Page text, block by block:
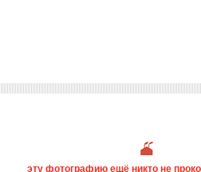
эту фотографию ещё никто не